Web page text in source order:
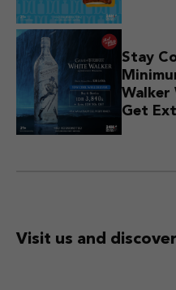
Stay
Walker
Get
Visit us and discover